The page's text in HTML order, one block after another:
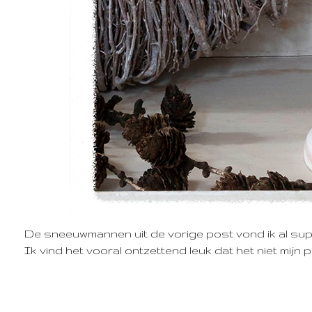
De sneeuwmannen uit de vorige post vond ik al
Ik vind het vooral ontzettend leuk dat het niet mijn